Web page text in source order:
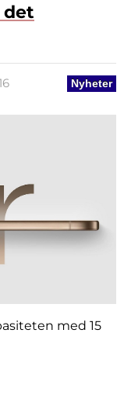
det
Nyheter
med 15